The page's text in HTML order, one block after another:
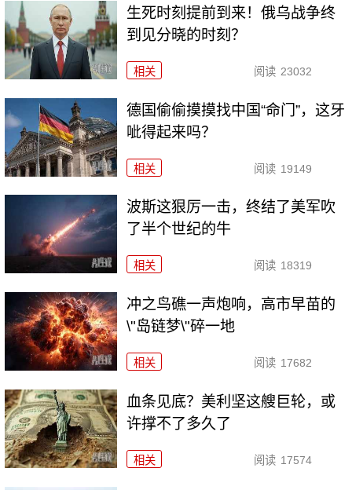
生死时刻提前到来！俄乌战争终
到见分晓的时刻？
相关 阅读 23032
德国偷偷摸摸找中国“命门”，这牙
呲得起来吗？
相关 阅读 19149
波斯这狠厉一击，终结了美军吹
了半个世纪的牛
相关 阅读 18319
冲之鸟礁一声炮响，高市早苗的
\"岛链梦\"碎一地
相关 阅读 17682
血条见底？美利坚这艘巨轮，或
许撑不了多久了
相关 阅读 17574